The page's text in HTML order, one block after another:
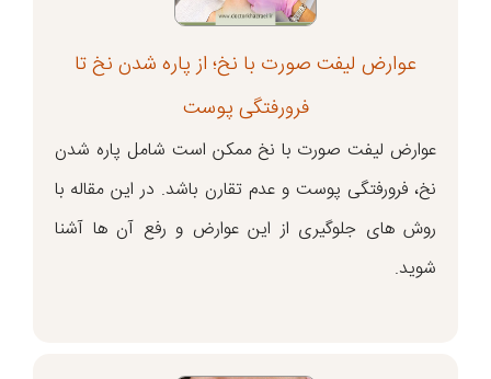
عوارض لیفت صورت با نخ؛ از پاره شدن نخ تا
فرورفتگی پوست
عوارض لیفت صورت با نخ ممکن است شامل پاره شدن
نخ، فرورفتگی پوست و عدم تقارن باشد. در این مقاله با
روش های جلوگیری از این عوارض و رفع آن ها آشنا
شوید.